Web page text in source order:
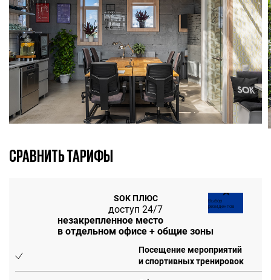
СРАВНИТЬ ТАРИФЫ
★
Выбор
резидентов
SOK ПЛЮС
доступ 24/7
незакрепленное место
в отдельном офисе + общие зоны
Посещение мероприятий
и спортивных тренировок